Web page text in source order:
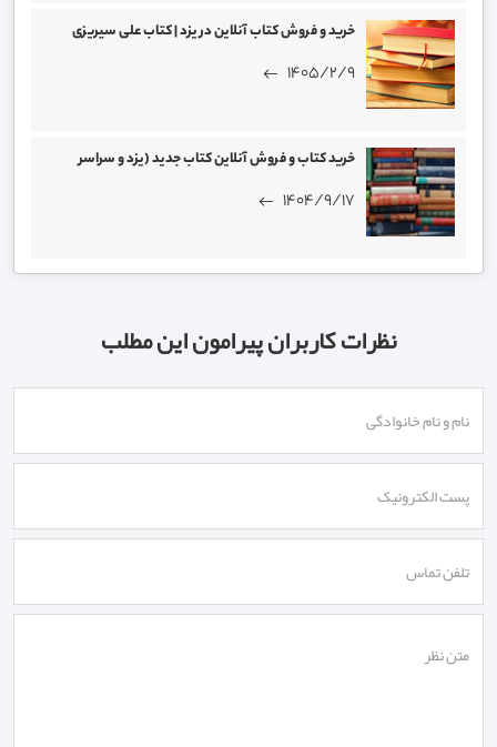
خريد و فروش کتاب آنلاين در یزد | کتاب علی سیریزی
1405/2/9
خرید کتاب و فروش آنلاین کتاب جدید (یزد و سراسر
1404/9/17
نظرات کاربران پیرامون این مطلب